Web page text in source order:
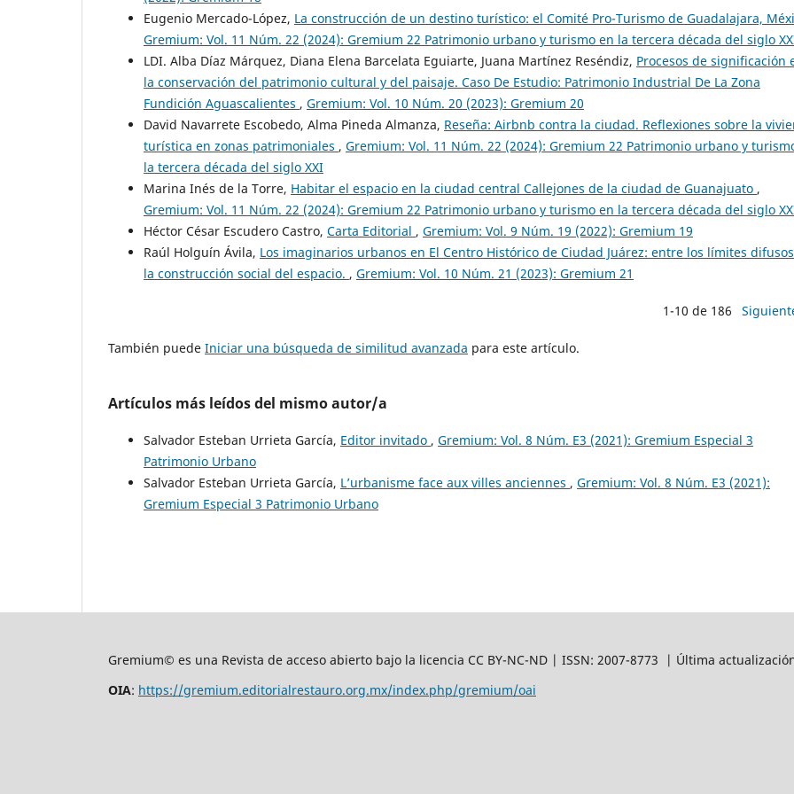
Eugenio Mercado-López, La construcción de un destino turístico: el Comité Pro-Turismo de Guadalajara,
Gremium: Vol. 11 Núm. 22 (2024): Gremium 22 Patrimonio urbano y turismo en la tercera década del siglo
LDI. Alba Díaz Márquez, Diana Elena Barcelata Eguiarte, Juana Martínez Reséndiz, Procesos de significación
la conservación del patrimonio cultural y del paisaje. Caso De Estudio: Patrimonio Industrial De La Zona
Fundición Aguascalientes , Gremium: Vol. 10 Núm. 20 (2023): Gremium 20
David Navarrete Escobedo, Alma Pineda Almanza, Reseña: Airbnb contra la ciudad. Reflexiones sobre la
turística en zonas patrimoniales , Gremium: Vol. 11 Núm. 22 (2024): Gremium 22 Patrimonio urbano y
la tercera década del siglo XXI
Marina Inés de la Torre, Habitar el espacio en la ciudad central Callejones de la ciudad de Guanajuato ,
Gremium: Vol. 11 Núm. 22 (2024): Gremium 22 Patrimonio urbano y turismo en la tercera década del siglo
Héctor César Escudero Castro, Carta Editorial , Gremium: Vol. 9 Núm. 19 (2022): Gremium 19
Raúl Holguín Ávila, Los imaginarios urbanos en El Centro Histórico de Ciudad Juárez: entre los límites
la construcción social del espacio. , Gremium: Vol. 10 Núm. 21 (2023): Gremium 21
1-10 de 186
También puede Iniciar una búsqueda de similitud avanzada para este artículo.
Artículos más leídos del mismo autor/a
Salvador Esteban Urrieta García, Editor invitado , Gremium: Vol. 8 Núm. E3 (2021): Gremium Especial 3
Patrimonio Urbano
Salvador Esteban Urrieta García, L’urbanisme face aux villes anciennes , Gremium: Vol. 8 Núm. E3 (2021):
Gremium Especial 3 Patrimonio Urbano
Gremium© es una Revista de acceso abierto bajo la licencia CC BY-NC-ND | ISSN: 2007-8773 | Última
OIA: https://gremium.editorialrestauro.org.mx/index.php/gremium/oai